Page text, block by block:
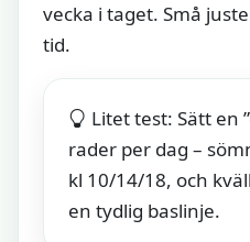
vecka i taget. Små
tid.
Litet test: Sätt en
rader per dag –
kl 10/14/18, och
en tydlig baslinje.